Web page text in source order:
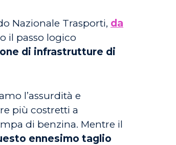
Nazionale Trasporti, da
il passo logico
di infrastrutture di
l’assurdità e
più costretti a
di benzina. Mentre il
ennesimo taglio